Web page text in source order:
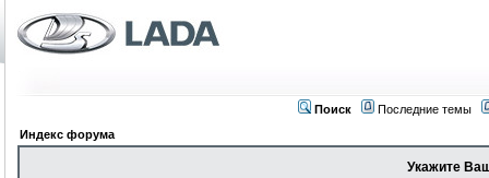
Поиск
Последние темы
Индекс форума
Укажите